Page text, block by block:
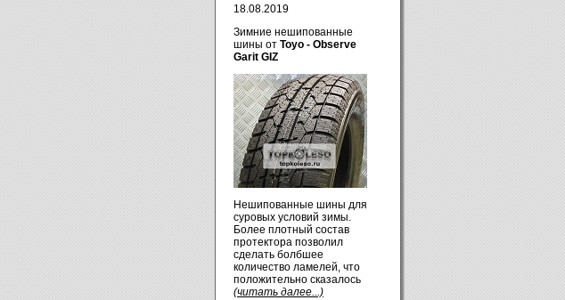
18.08.2019
Зимние нешипованные
шины от Toyo - Observe
Garit GIZ
Нешипованные шины для
суровых условий зимы.
Более плотный состав
протектора позволил
сделать болбшее
количество ламелей, что
положительно сказалось
(читать далее...)